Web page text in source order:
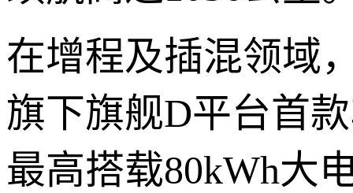
在增程及插混领域
旗下旗舰D平台首
最高搭载80kWh大